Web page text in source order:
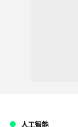
人工智能